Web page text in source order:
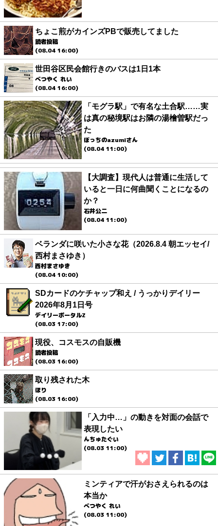
ちょこ煎がカインズPBで販売してました
読者投稿
(08.04 16:00)
世田谷区民会館行きのバスは1日1本
べつやく れい
(08.04 16:00)
「モグラ駅」で有名な土合駅……実
は真の秘境駅はお隣の湯檜曽駅だっ
た
ぼっちのazumiさん
(08.04 11:00)
【大調査】現代人は普通に生活して
いると一日に何曲聞くことになるの
か？
石井公二
(08.04 11:00)
ベランダに咲いた小さな花（2026.8.4 朝エッセイ/
西村まさゆき）
西村まさゆき
(08.04 10:00)
SDカードのケチャップ和え / うっかりデイリー
2026年8月1日号
デイリーポータルZ
(08.03 17:00)
現役、コスモスの自販機
読者投稿
(08.03 16:00)
取り残された木
ほり
(08.03 16:00)
「入力中…」の動きを対面の会話で
表現したい
んちゅたぐい
(08.03 11:00)
ミンティアで汗がおさえられるのは
本当か
べつやく れい
(08.03 11:00)